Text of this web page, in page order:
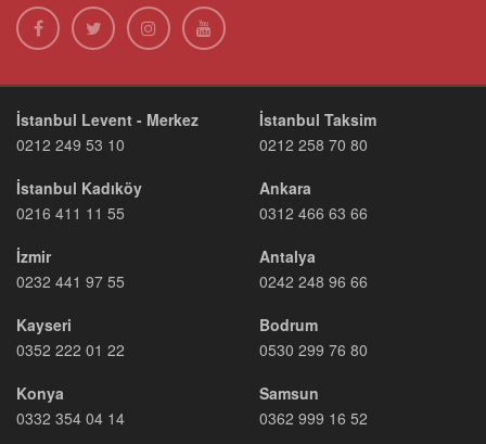
İstanbul Levent - Merkez
0212 249 53 10
İstanbul Taksim
0212 258 70 80
İstanbul Kadıköy
0216 411 11 55
Ankara
0312 466 63 66
İzmir
0232 441 97 55
Antalya
0242 248 96 66
Kayseri
0352 222 01 22
Bodrum
0530 299 76 80
Konya
0332 354 04 14
Samsun
0362 999 16 52